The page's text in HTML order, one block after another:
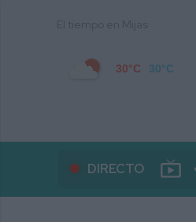
30°C 30°C
DIRECTO live_tv